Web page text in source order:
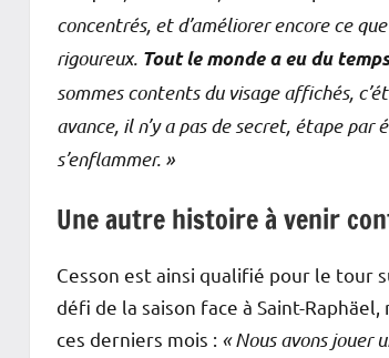
concentrés, et d’améliorer encore ce
rigoureux. Tout le monde a eu du
sommes contents du visage affichés,
avance, il n’y a pas de secret, étape
s’enflammer. »
Une autre histoire à venir
Cesson est ainsi qualifié pour le tour
défi de la saison face à Saint-
ces derniers mois : « Nous avons jouer